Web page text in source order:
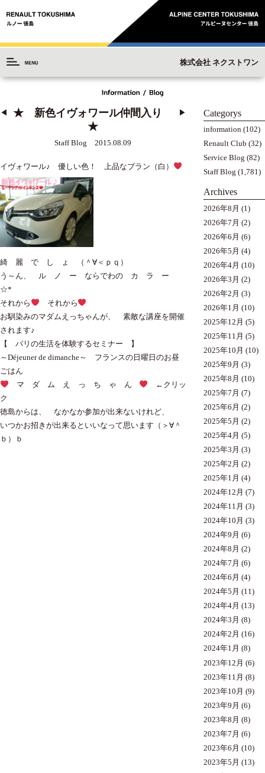
株式会社 ネクストワン
◀︎
★ 新色イヴォワール仲間入り
★
Staff Blog 2015.08.09
▶︎
イヴォワール♪ 優しい色！ 上品なブラン（白）
綺 麗 で し ょ （＾∀＜ｐｑ）
う～ん、 ル ノ ー ならでわの カ ラ ー
☆*
それから
それから
お馴染みのマダムえっちゃんが、 素敵な講座を開催
されます♪
【 パリの生活を体験するセミナー 】
～Déjeuner de dimanche～ フランスの日曜日のお昼
ごはん
マ ダ ム え っ ち ゃ ん
←クリッ
ク
徳島からは、 なかなか参加が出来ないけれど、
いつかお招きが出来るといいなって思います（＞∀＾
ｂ）ｂ
Categorys
information (102)
Renault Club (32)
Service Blog (82)
Staff Blog (1,781)
Archives
2026年8月 (1)
2026年7月 (2)
2026年6月 (6)
2026年5月 (4)
2026年4月 (10)
2026年3月 (2)
2026年2月 (3)
2026年1月 (10)
2025年12月 (5)
2025年11月 (5)
2025年10月 (10)
2025年9月 (3)
2025年8月 (10)
2025年7月 (7)
2025年6月 (2)
2025年5月 (2)
2025年4月 (5)
2025年3月 (3)
2025年2月 (2)
2025年1月 (4)
2024年12月 (7)
2024年11月 (3)
2024年10月 (3)
2024年9月 (6)
2024年8月 (2)
2024年7月 (6)
2024年6月 (4)
2024年5月 (11)
2024年4月 (13)
2024年3月 (8)
2024年2月 (16)
2024年1月 (8)
2023年12月 (6)
2023年11月 (8)
2023年10月 (9)
2023年9月 (6)
2023年8月 (8)
2023年7月 (6)
2023年6月 (10)
2023年5月 (13)